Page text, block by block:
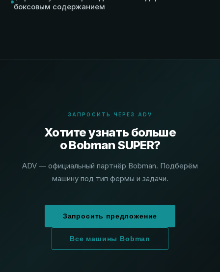
боксовым содержанием
ЗАПРОСИТЬ ЧЕРЕЗ ADV
Хотите узнать больше
о Bobman SUPER?
ADV — официальный партнёр Bobman. Подберём
машину под тип фермы и задачи.
Запросить предложение
Все машины Bobman